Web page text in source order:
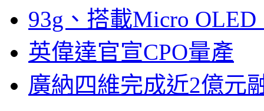
93g、搭載Micro
英偉達官宣CPO量產
廣納四維完成近2億元